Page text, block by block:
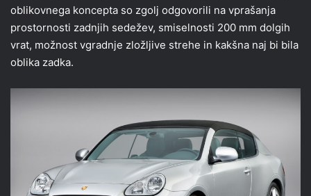
oblikovnega koncepta so zgolj odgovorili na vprašanja
prostornosti zadnjih sedežev, smiselnosti 200 mm dolgih
vrat, možnost vgradnje zložljive strehe in kakšna naj bi bila
oblika zadka.